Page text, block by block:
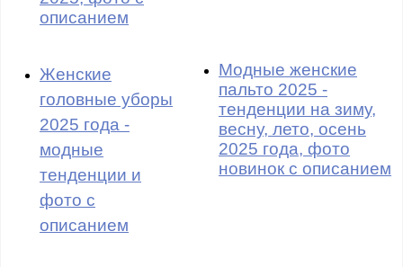
описанием
Женские
головные уборы
2025 года -
модные
тенденции и
фото с
описанием
Модные женские
пальто 2025 -
тенденции на зиму,
весну, лето, осень
2025 года, фото
новинок с описанием